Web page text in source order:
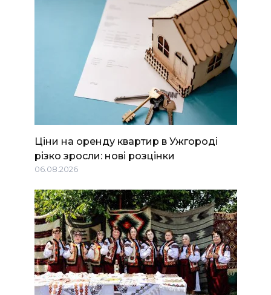
Ціни на оренду квартир в Ужгороді
різко зросли: нові розцінки
06.08.2026